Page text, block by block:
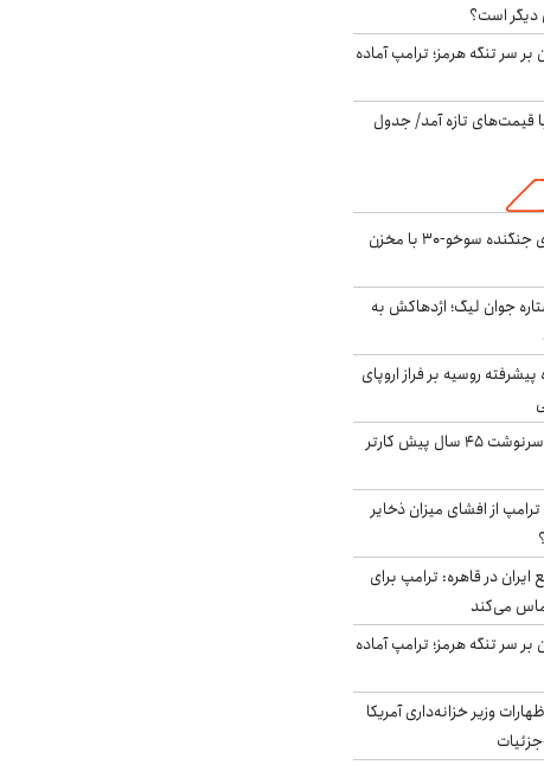
است؟
بر سر تنگه هرمز؛ ترامپ آماده
با قیمت‌های تازه آمد/ جدول
بُرد ۳۰۰۰ کیلومتری جنگنده سوخو-۳۰ با مخزن
جوان لیگ؛ اژدهاکش به
جنگنده پیشرفته روسیه بر فراز اروپای
ایران، ترامپ را به سرنوشت ۴۵ سال پیش کارتر
از افشای میزان ذخایر
در قاهره: ترامپ برای
می‌کند
بر سر تنگه هرمز؛ ترامپ آماده
وزیر خزانه‌داری آمریکا